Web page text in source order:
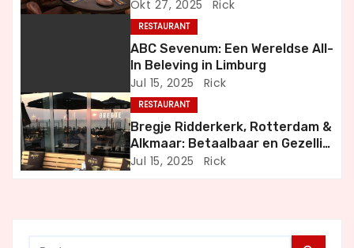
i
t
i
en Bijzondere Momenten
Okt 27, 2025 Rick
RESTAURANT
ABC Sevenum: Een Wereldse All-
In Beleving in Limburg
Jul 15, 2025 Rick
RESTAURANT
Bregje Ridderkerk, Rotterdam &
Alkmaar: Betaalbaar en Gezellig
Uit Eten
Jul 15, 2025 Rick